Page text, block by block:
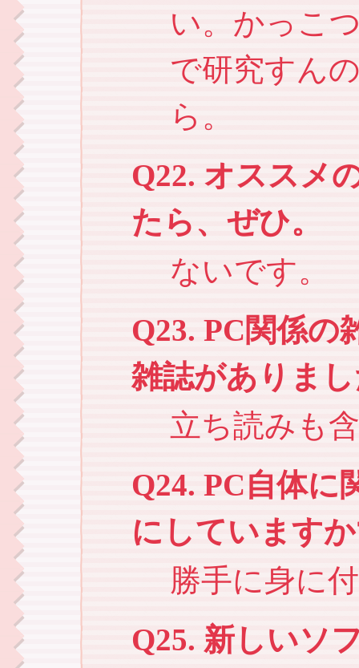
い。かっこ
で研究すん
ら。
Q22. オススメ
たら、ぜひ。
ないです。
Q23. PC関係の
雑誌がありま
立ち読みも
Q24. PC自体に
にしています
勝手に身に
Q25. 新しいソ